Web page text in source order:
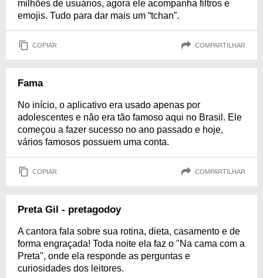
milhões de usuários, agora ele acompanha filtros e
emojis. Tudo para dar mais um “tchan”.
COPIAR COMPARTILHAR
Fama
No início, o aplicativo era usado apenas por
adolescentes e não era tão famoso aqui no Brasil. Ele
começou a fazer sucesso no ano passado e hoje,
vários famosos possuem uma conta.
COPIAR COMPARTILHAR
Preta Gil - pretagodoy
A cantora fala sobre sua rotina, dieta, casamento e de
forma engraçada! Toda noite ela faz o "Na cama com a
Preta", onde ela responde as perguntas e
curiosidades dos leitores.